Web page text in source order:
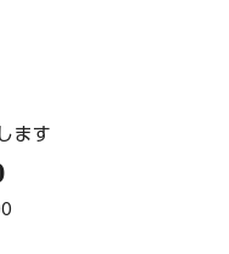
one」 駅周辺
ます